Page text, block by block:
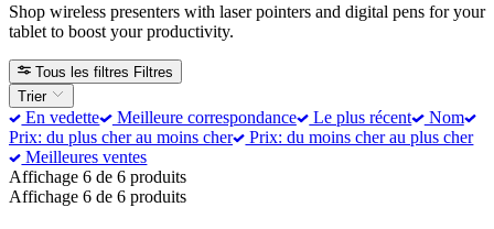
Shop wireless presenters with laser pointers and digital pens for your
tablet to boost your productivity.
Tous les filtres Filtres
Trier
En vedette Meilleure correspondance Le plus récent
Nom
Prix: du plus cher au moins cher
Prix: du moins cher au plus cher
Meilleures ventes
Affichage 6 de 6 produits
Affichage 6 de 6 produits